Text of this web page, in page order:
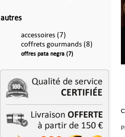
autres
accessoires (7)
coffrets gourmands (8)
offres pata negra (7)